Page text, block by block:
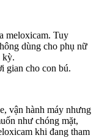
meloxicam. Tuy
dùng cho phụ nữ
kỳ.
gian cho con bú.
vận hành máy nhưng
như chóng mặt,
khi đang tham